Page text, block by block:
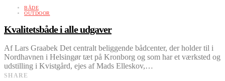
BÅDE
OUTDOOR
Kvalitetsbåde i alle udgaver
Af Lars Graabek Det centralt beliggende bådcenter, der holder til i
Nordhavnen i Helsingør tæt på Kronborg og som har et værksted og
udstilling i Kvistgård, ejes af Mads Elleskov,…
SHARE